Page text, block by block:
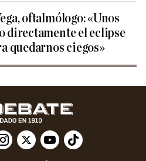
oftalmólogo: «Unos
directamente el eclipse
quedarnos ciegos»